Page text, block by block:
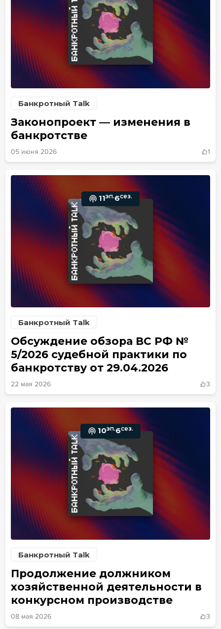
Банкротный Talk
Законопроект — изменения в
банкротстве
05 июня 2026 1
11эп.6сез.
Банкротный Talk
Обсуждение обзора ВС РФ №
5/2026 судебной практики по
банкротству от 29.04.2026
22 мая 2026 3
10эп.6сез.
Банкротный Talk
Продолжение должником
хозяйственной деятельности в
конкурсном производстве
08 мая 2026 3